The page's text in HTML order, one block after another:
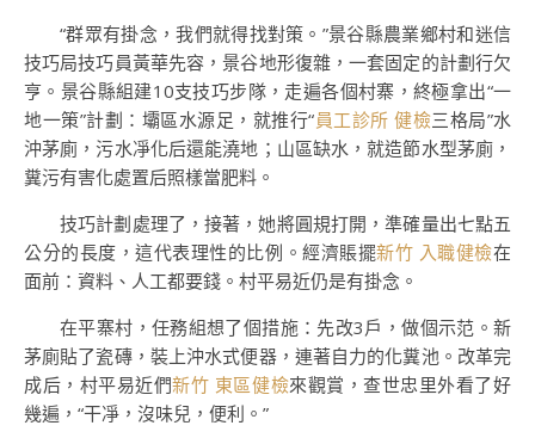
“群眾有掛念，我們就得找對策。”景谷縣農業鄉村和迷信
技巧局技巧員黃華先容，景谷地形復雜，一套固定的計劃行欠
亨。景谷縣組建10支技巧步隊，走遍各個村寨，終極拿出“一
地一策”計劃：壩區水源足，就推行“員工診所 健檢三格局”水
沖茅廁，污水凈化后還能澆地；山區缺水，就造節水型茅廁，
糞污有害化處置后照樣當肥料。
技巧計劃處理了，接著，她將圓規打開，準確量出七點五
公分的長度，這代表理性的比例。經濟賬擺新竹 入職健檢在
面前：資料、人工都要錢。村平易近仍是有掛念。
在平寨村，任務組想了個措施：先改3戶，做個示范。新
茅廁貼了瓷磚，裝上沖水式便器，連著自力的化糞池。改革完
成后，村平易近們新竹 東區健檢來觀賞，查世忠里外看了好
幾遍，“干凈，沒味兒，便利。”